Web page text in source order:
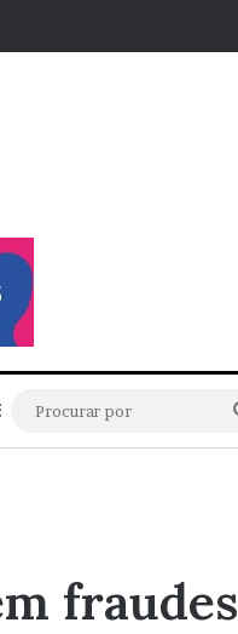
Barra Lateral
fraudes